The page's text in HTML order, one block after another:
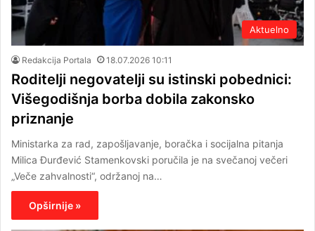
Aktuelno
Redakcija Portala 18.07.2026 10:11
Roditelji negovatelji su istinski pobednici:
Višegodišnja borba dobila zakonsko
priznanje
Ministarka za rad, zapošljavanje, boračka i socijalna pitanja
Milica Đurđević Stamenkovski poručila je na svečanoj večeri
„Veče zahvalnosti“, održanoj na…
Opširnije »